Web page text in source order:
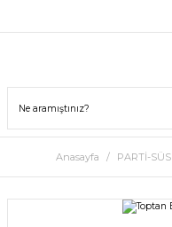
Anasayfa PARTİ-SÜS